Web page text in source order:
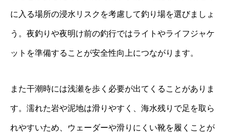
に入る場所の浸水リスクを考慮して釣り場を選びましょ
う。夜釣りや夜明け前の釣行ではライトやライフジャケ
ットを準備することが安全性向上につながります。
また干潮時には浅瀬を歩く必要が出てくることがありま
す。濡れた岩や泥地は滑りやすく、海水残りで足を取ら
れやすいため、ウェーダーや滑りにくい靴を履くことが